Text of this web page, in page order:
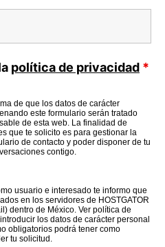
política de privacidad *
de que los datos de carácter
este formulario serán tratado
de esta web. La finalidad de
que te solicito es para gestionar la
de contacto y poder disponer de tu
contigo.
usuario e interesado te informo que
en los servidores de HOSTGATOR
dentro de México. Ver política de
los datos de carácter personal
obligatorios podrá tener como
tu solicitud.